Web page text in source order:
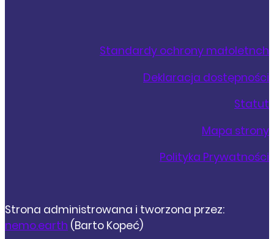
Standardy ochrony małoletnch
Deklaracja dostępności
Statut
Mapa strony
Polityka Prywatności
Strona administrowana i tworzona przez:
nemo.earth (Barto Kopeć)